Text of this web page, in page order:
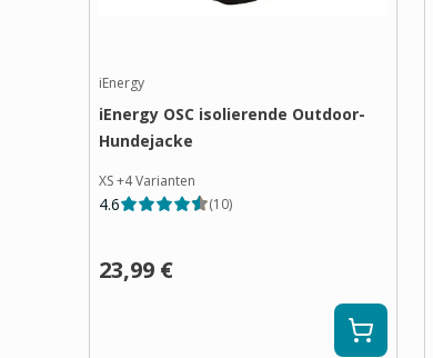
iEnergy
iEnergy OSC isolierende Outdoor-
Hundejacke
XS+4Varianten
4.6 (10)
23,99 €